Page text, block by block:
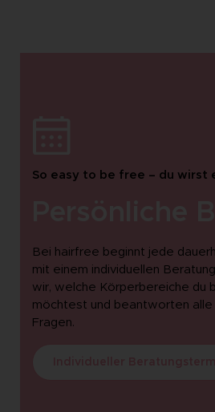
So easy to be free – du wirst
Bei hairfree beginnt jede
mit einem individuellen
wir, welche Körperbereiche du
möchtest und beantworten
Fragen.